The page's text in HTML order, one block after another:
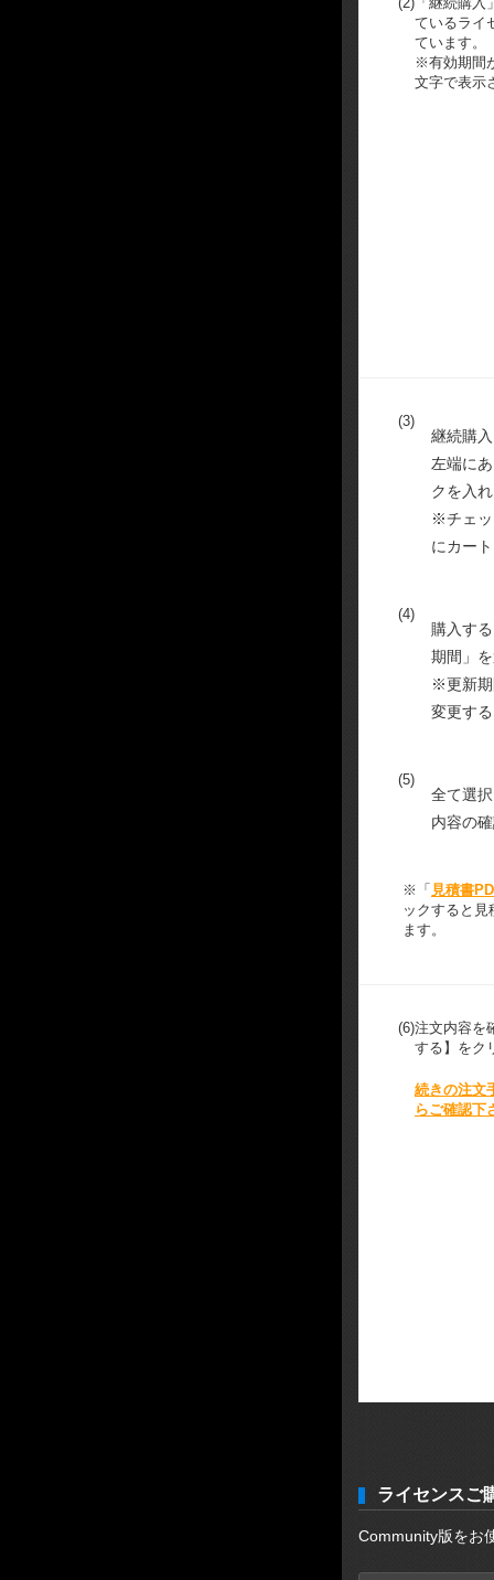
ているライ
ています。
※有効期間
文字で表示
(3)
継続購
左端に
クを入
※チェッ
にカー
(4)
購入す
期間」
※更新期
変更す
(5)
全て選
内容の
※「 見積書
ックすると
ます。
(6)注文内容を
する】をク
続きの注文
らご確認下
ライセンスご
Community版をお